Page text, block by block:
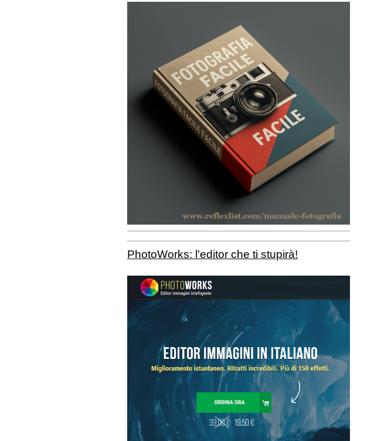
PhotoWorks: l'editor che ti stupirà!